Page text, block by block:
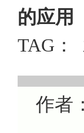
的应用
TAG：
作者